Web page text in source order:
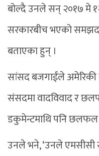
बोल्दै उनले सन् २०१७ मे
सरकारबीच भएको
बताएका हुन् ।
सांसद बजगाईंले अमेरिकी
संसदमा वादविवाद र
डकुमेन्टमाथि पनि छलफल
उनले भने, ‘उनले एमसीसी